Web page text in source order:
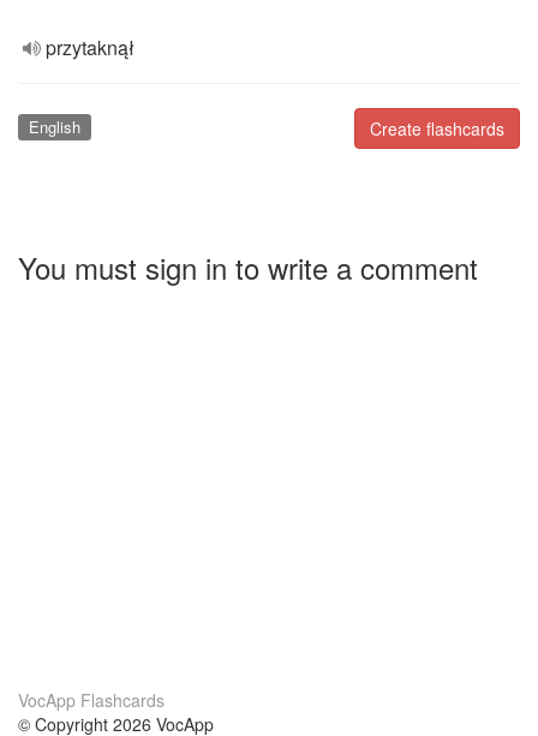
przytaknął
Create flashcards
English
You must sign in to write a comment
VocApp Flashcards
© Copyright 2026 VocApp